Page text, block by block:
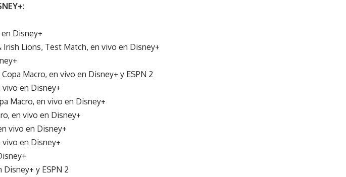
:
Disney+
Lions, Test Match, en vivo en Disney+
Macro, en vivo en Disney+ y ESPN 2
vivo en Disney+
Macro, en vivo en Disney+
en vivo en Disney+
vivo en Disney+
vivo en Disney+
y ESPN 2